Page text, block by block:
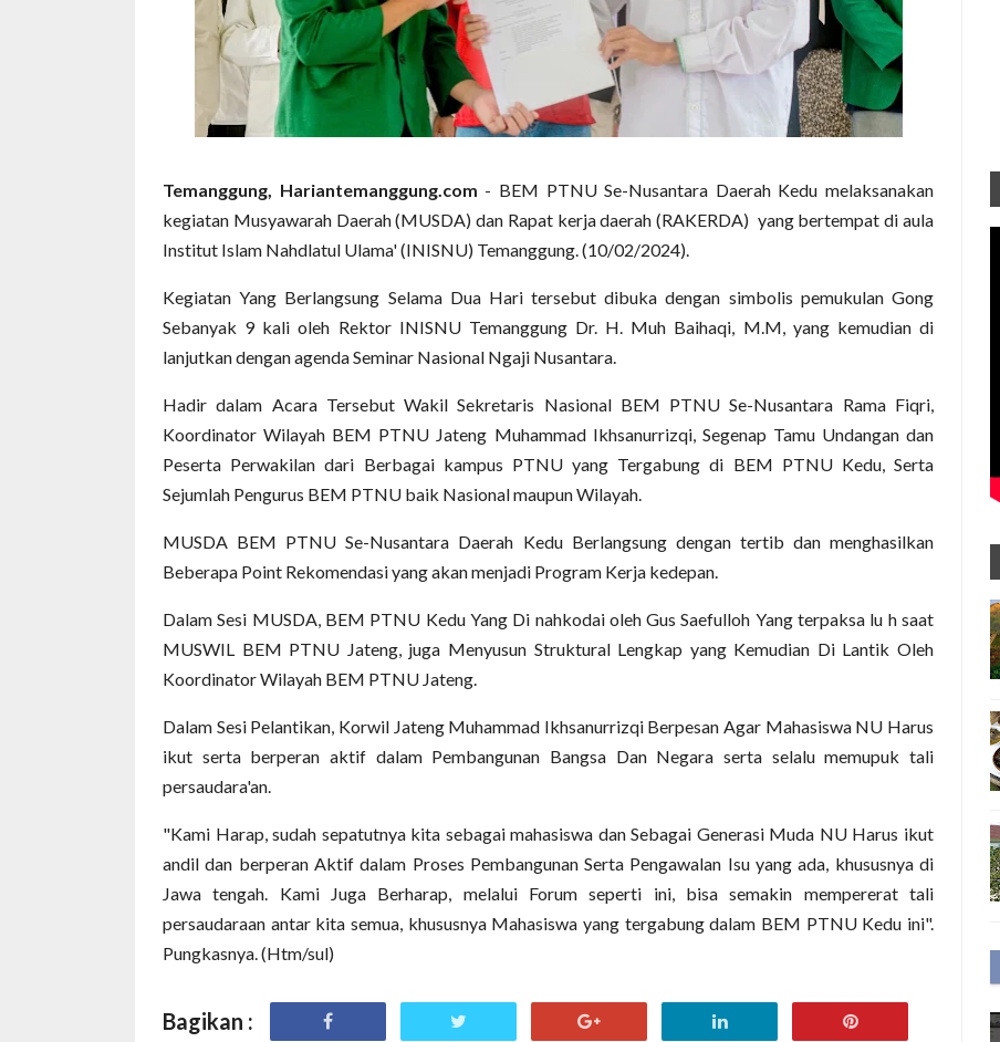
Temanggung, Hariantemanggung.com - BEM PTNU Se-Nusantara Daerah Kedu melaksanakan
kegiatan Musyawarah Daerah (MUSDA) dan Rapat kerja daerah (RAKERDA) yang bertempat di aula
Institut Islam Nahdlatul Ulama' (INISNU) Temanggung. (10/02/2024).
Kegiatan Yang Berlangsung Selama Dua Hari tersebut dibuka dengan simbolis pemukulan Gong
Sebanyak 9 kali oleh Rektor INISNU Temanggung Dr. H. Muh Baihaqi, M.M, yang kemudian di
lanjutkan dengan agenda Seminar Nasional Ngaji Nusantara.
Hadir dalam Acara Tersebut Wakil Sekretaris Nasional BEM PTNU Se-Nusantara Rama Fiqri,
Koordinator Wilayah BEM PTNU Jateng Muhammad Ikhsanurrizqi, Segenap Tamu Undangan dan
Peserta Perwakilan dari Berbagai kampus PTNU yang Tergabung di BEM PTNU Kedu, Serta
Sejumlah Pengurus BEM PTNU baik Nasional maupun Wilayah.
MUSDA BEM PTNU Se-Nusantara Daerah Kedu Berlangsung dengan tertib dan menghasilkan
Beberapa Point Rekomendasi yang akan menjadi Program Kerja kedepan.
Dalam Sesi MUSDA, BEM PTNU Kedu Yang Di nahkodai oleh Gus Saefulloh Yang terpaksa lu h saat
MUSWIL BEM PTNU Jateng, juga Menyusun Struktural Lengkap yang Kemudian Di Lantik Oleh
Koordinator Wilayah BEM PTNU Jateng.
Dalam Sesi Pelantikan, Korwil Jateng Muhammad Ikhsanurrizqi Berpesan Agar Mahasiswa NU Harus
ikut serta berperan aktif dalam Pembangunan Bangsa Dan Negara serta selalu memupuk tali
persaudara'an.
"Kami Harap, sudah sepatutnya kita sebagai mahasiswa dan Sebagai Generasi Muda NU Harus ikut
andil dan berperan Aktif dalam Proses Pembangunan Serta Pengawalan Isu yang ada, khususnya di
Jawa tengah. Kami Juga Berharap, melalui Forum seperti ini, bisa semakin mempererat tali
persaudaraan antar kita semua, khususnya Mahasiswa yang tergabung dalam BEM PTNU Kedu ini".
Pungkasnya. (Htm/sul)
Bagikan :